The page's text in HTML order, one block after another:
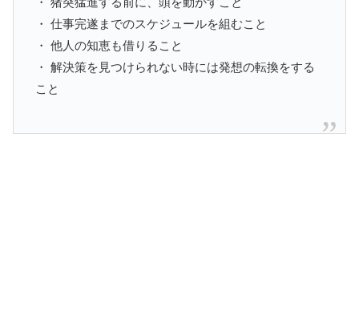
・ 仕事完遂までのスケジュールを組むこと
・ 他人の知恵も借りること
・ 解決策を見つけられない時には発想の転換をする
こと